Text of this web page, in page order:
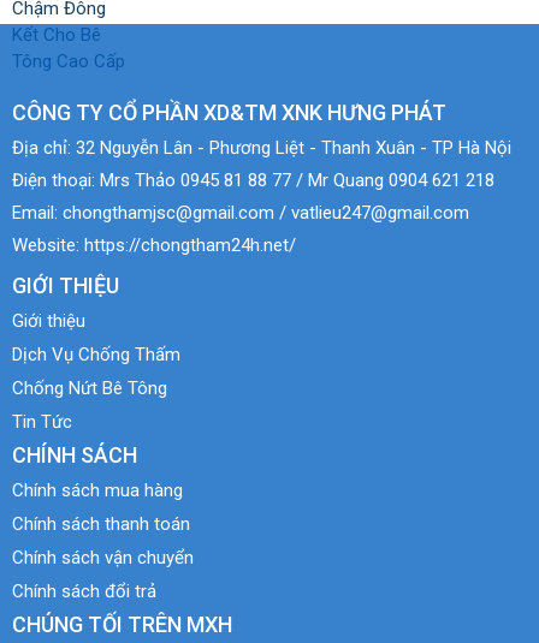
CÔNG TY CỔ PHẦN XD&TM XNK HƯNG PHÁT
Địa chỉ: 32 Nguyễn Lân - Phương Liệt - Thanh Xuân - TP Hà Nội
Điện thoại: Mrs Thảo 0945 81 88 77 / Mr Quang 0904 621 218
Email: chongthamjsc@gmail.com / vatlieu247@gmail.com
Website: https://chongtham24h.net/
GIỚI THIỆU
Giới thiệu
Dịch Vụ Chống Thấm
Chống Nứt Bê Tông
Tin Tức
CHÍNH SÁCH
Chính sách mua hàng
Chính sách thanh toán
Chính sách vận chuyển
Chính sách đổi trả
CHÚNG TỐI TRÊN MXH